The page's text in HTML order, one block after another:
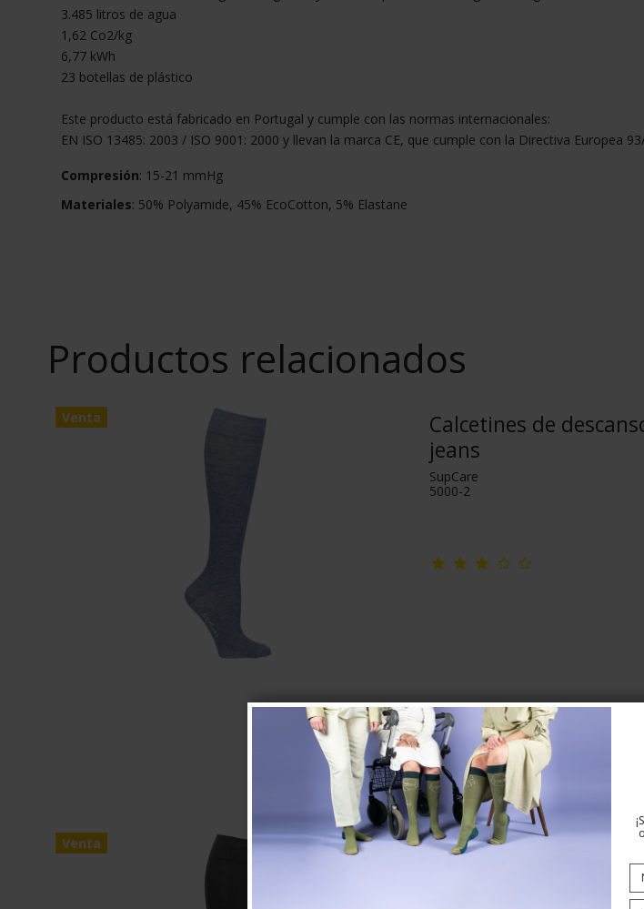
3.485 litros de agua
1,62 Co2/kg
6,77 kWh
23 botellas de plástico
Este producto está fabricado en Portugal y cumple con las normas internacionales:
EN ISO 13485: 2003 / ISO 9001: 2000 y llevan la marca CE, que cumple con la Directiva Europea
Compresión: 15-21 mmHg
Materiales: 50% Polyamide, 45% EcoCotton, 5% Elastane
Productos relacionados
Venta
Calcetines de
jeans
SupCare
5000-2
Venta Calcetines de